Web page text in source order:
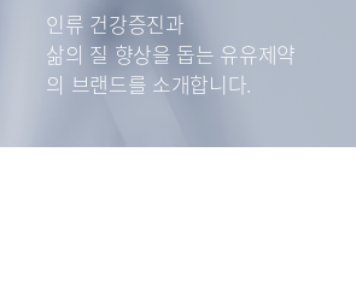
인류 건강증진과
삶의 질 향상을 돕는 유유제약
의 브랜드를 소개합니다.